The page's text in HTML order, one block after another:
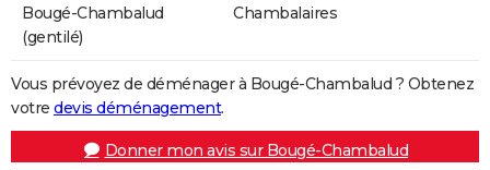
Bougé-Chambalud
(gentilé)
Chambalaires
Vous prévoyez de déménager à Bougé-Chambalud ? Obtenez
votre devis déménagement.
Donner mon avis sur Bougé-Chambalud